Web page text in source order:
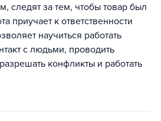
следят за тем, чтобы товар был
приучает к ответственности
научиться работать
с людьми, проводить
конфликты и работать